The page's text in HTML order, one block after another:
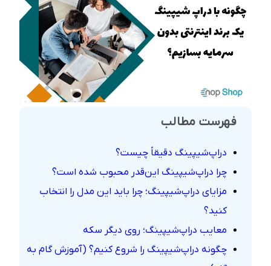
فهرست مطالب
دراپ‌شیپینگ دقیقاً چیست؟
چرا دراپ‌شیپینگ این‌قدر محبوب شده است؟
مزایای دراپ‌شیپینگ؛ چرا باید این مدل را انتخاب
کنید؟
معایب دراپ‌شیپینگ؛ روی دیگر سکه
چگونه دراپ‌شیپینگ را شروع کنیم؟ (آموزش گام به